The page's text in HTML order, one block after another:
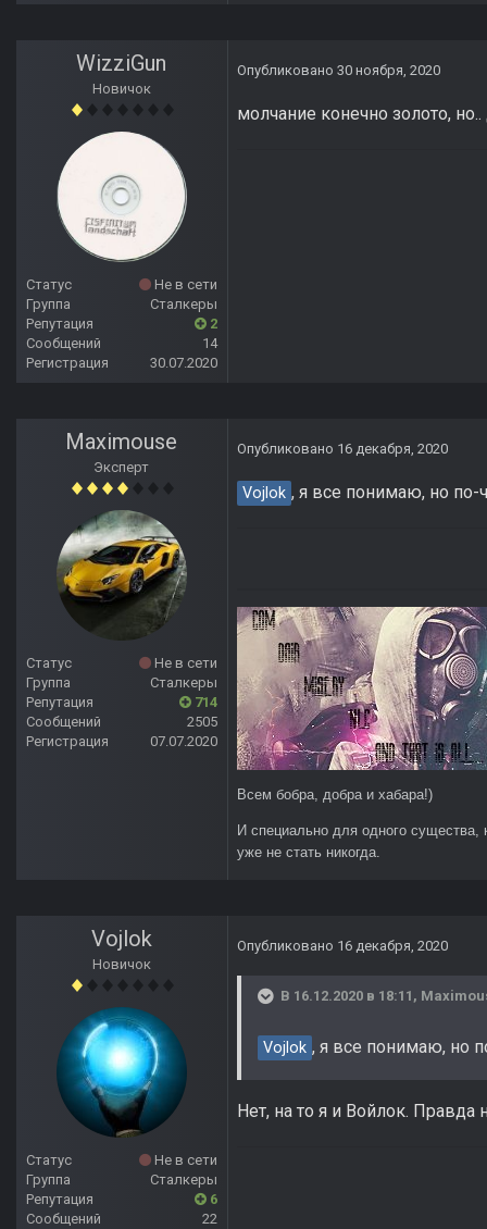
WizziGun
Новичок
Статус
Не в сети
Группа
Сталкеры
Репутация
2
Сообщений
14
Регистрация
30.07.2020
Опубликовано 30 ноября, 2020
молчание конечно золото,
Maximouse
Эксперт
Статус
Не в сети
Группа
Сталкеры
Репутация
714
Сообщений
2505
Регистрация
07.07.2020
Опубликовано 16 декабря, 2020
Vojlok , я все понимаю, но по-
Всем бобра, добра и хабара!)
И специально для одного
уже не стать никогда.
Vojlok
Новичок
Статус
Не в сети
Группа
Сталкеры
Репутация
6
Сообщений
22
Опубликовано 16 декабря, 2020
В 16.12.2020 в 18:11,
Vojlok , я все понимаю, но
Нет, на то я и Войлок. Правда